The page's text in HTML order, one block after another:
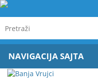
NAVIGACIJA SAJTA